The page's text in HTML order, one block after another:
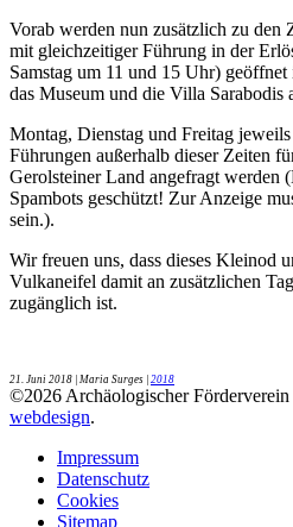
Vorab werden nun zusätzlich zu den
mit gleichzeitiger Führung in der
Samstag um 11 und 15 Uhr)
das Museum und die Villa Sarabodis
Montag, Dienstag und Freitag
Führungen außerhalb dieser Zeiten
Gerolsteiner Land angefragt werden (
Spambots geschützt! Zur Anzeige
sein.).
Wir freuen uns, dass dieses Kleinod
Vulkaneifel damit an zusätzlichen
zugänglich ist.
21. Juni 2018 | Maria Surges | 2018
©2026 Archäologischer
webdesign.
Impressum
Datenschutz
Cookies
Sitemap